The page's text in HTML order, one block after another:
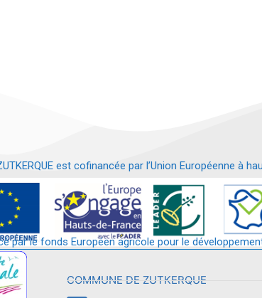
est cofinancée par l’Union Européenne à
et requalification d’un bâtiment en services et
par le fonds Européen agricole pour le
COMMUNE DE ZUTKERQUE